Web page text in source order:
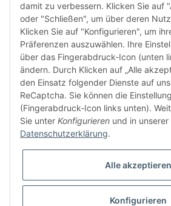
FÜR EUCH UNTERWEGS
Vertrag widerrufen
* Alle Preise inkl. gesetzlicher USt., zzgl.
damit zu verbessern. Klicken Sie auf
oder "Schließen", um über deren
Klicken Sie auf "Konfigurieren", um
Präferenzen auszuwählen. Ihre
über das Fingerabdruck-Icon (unten
ändern. Durch Klicken auf „Alle
den Einsatz folgender Dienste auf
ReCaptcha. Sie können die
(Fingerabdruck-Icon links unten).
Sie unter Konfigurieren und in unserer
Datenschutzerklärung.
Alle akzeptieren
Konfigurieren